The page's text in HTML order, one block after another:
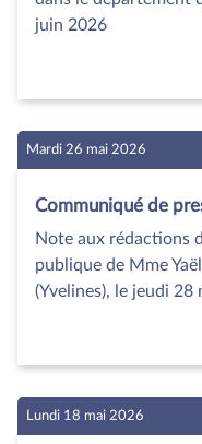
juin 2026
Mardi 26 mai 2026
Communiqué de
Note aux rédactions
publique de Mme
(Yvelines), le jeudi 28
Lundi 18 mai 2026